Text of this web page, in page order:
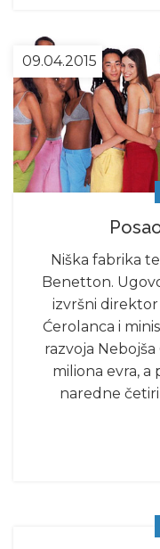
09.04.2015
Niška fabrika
Benetton.
izvršni
Ćerolanca i
razvoja
miliona evra,
naredne